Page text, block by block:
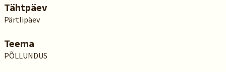
Tähtpäev
Pärtlipäev
Teema
PÕLLUNDUS